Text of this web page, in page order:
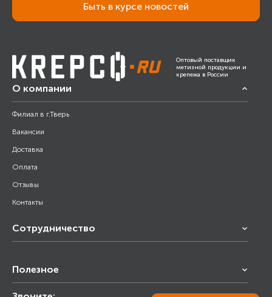
Быть в курсе новостей
Оптовый поставщик
метизной продукции и
крепежа в России
О компании
Филиал в г.Тверь
Вакансии
Доставка
Оплата
Отзывы
Контакты
Сотрудничество
Снабжение строительства
Полезное
Калькулятор